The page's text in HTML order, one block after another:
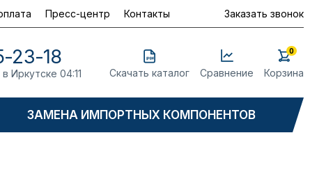
Пресс-центр Контакты Заказать звонок
23-18
Иркутске 04:11 Скачать каталог Сравнение Корзина
0
ЗАМЕНА ИМПОРТНЫХ КОМПОНЕНТОВ